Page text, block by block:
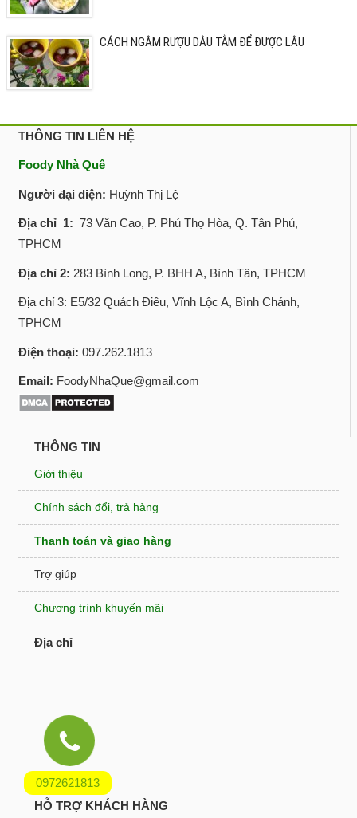
CÁCH NGÂM RƯỢU DÂU TẰM ĐỂ ĐƯỢC LÂU
0972621813
THÔNG TIN LIÊN HỆ
Foody Nhà Quê
Người đại diện: Huỳnh Thị Lệ
Địa chỉ 1: 73 Văn Cao, P. Phú Thọ Hòa, Q. Tân Phú,
TPHCM
Địa chỉ 2: 283 Bình Long, P. BHH A, Bình Tân, TPHCM
Địa chỉ 3: E5/32 Quách Điêu, Vĩnh Lộc A, Bình Chánh,
TPHCM
Điện thoại: 097.262.1813
Email: FoodyNhaQue@gmail.com
THÔNG TIN
Giới thiệu
Chính sách đổi, trả hàng
Thanh toán và giao hàng
Trợ giúp
Chương trình khuyến mãi
Địa chỉ
HỖ TRỢ KHÁCH HÀNG